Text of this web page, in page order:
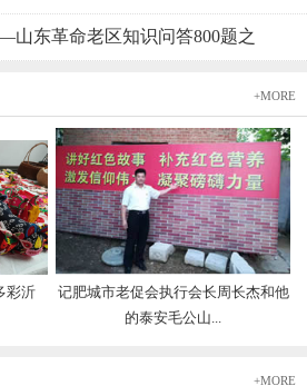
东革命老区知识问答800题之
+MORE
彩沂
记肥城市老促会执行会长周长杰和他
的泰安毛公山...
+MORE